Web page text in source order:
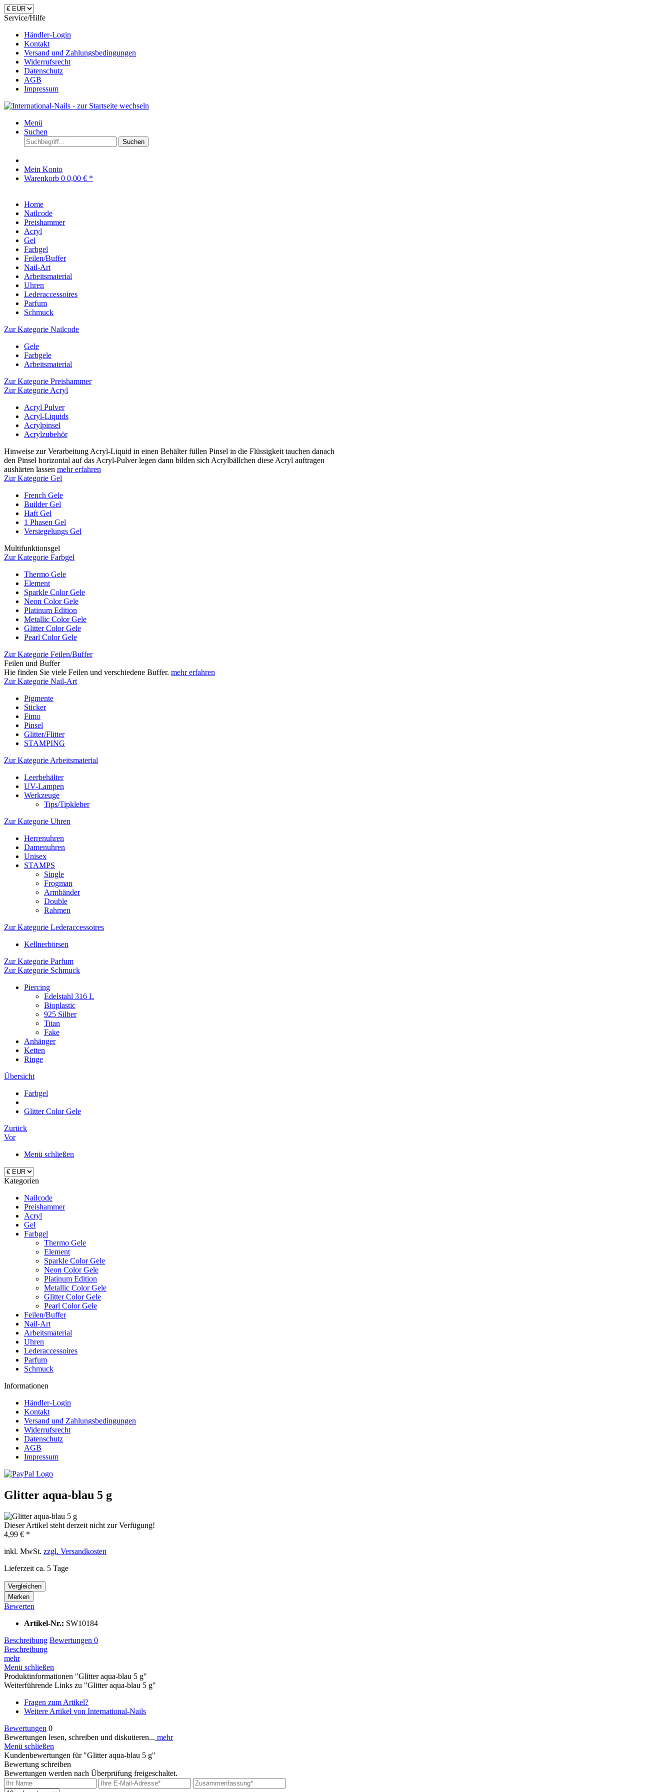
Service/Hilfe
Händler-Login
Kontakt
Versand und Zahlungsbedingungen
Widerrufsrecht
Datenschutz
AGB
Impressum
Menü
Suchen
Suchen
Mein Konto
Warenkorb 0 0,00 € *
Home
Nailcode
Preishammer
Acryl
Gel
Farbgel
Feilen/Buffer
Nail-Art
Arbeitsmaterial
Uhren
Lederaccessoires
Parfum
Schmuck
Zur Kategorie Nailcode
Gele
Farbgele
Arbeitsmaterial
Zur Kategorie Preishammer
Zur Kategorie Acryl
Acryl Pulver
Acryl-Liquids
Acrylpinsel
Acrylzubehör
Hinweise zur Verarbeitung Acryl-Liquid in einen Behälter füllen Pinsel in die Flüssigkeit tauchen danach
den Pinsel horizontal auf das Acryl-Pulver legen dann bilden sich Acrylbällchen diese Acryl auftragen
aushärten lassen mehr erfahren
Zur Kategorie Gel
French Gele
Builder Gel
Haft Gel
1 Phasen Gel
Versiegelungs Gel
Multifunktionsgel
Zur Kategorie Farbgel
Thermo Gele
Element
Sparkle Color Gele
Neon Color Gele
Platinum Edition
Metallic Color Gele
Glitter Color Gele
Pearl Color Gele
Zur Kategorie Feilen/Buffer
Feilen und Buffer
Hie finden Sie viele Feilen und verschiedene Buffer. mehr erfahren
Zur Kategorie Nail-Art
Pigmente
Sticker
Fimo
Pinsel
Glitter/Flitter
STAMPING
Zur Kategorie Arbeitsmaterial
Leerbehälter
UV-Lampen
Werkzeuge
Tips/Tipkleber
Zur Kategorie Uhren
Herrenuhren
Damenuhren
Unisex
STAMPS
Single
Frogman
Armbänder
Double
Rahmen
Zur Kategorie Lederaccessoires
Kellnerbörsen
Zur Kategorie Parfum
Zur Kategorie Schmuck
Piercing
Edelstahl 316 L
Bioplastic
925 Silber
Titan
Fake
Anhänger
Ketten
Ringe
Übersicht
Farbgel
Glitter Color Gele
Zurück
Vor
Menü schließen
Kategorien
Nailcode
Preishammer
Acryl
Gel
Farbgel
Thermo Gele
Element
Sparkle Color Gele
Neon Color Gele
Platinum Edition
Metallic Color Gele
Glitter Color Gele
Pearl Color Gele
Feilen/Buffer
Nail-Art
Arbeitsmaterial
Uhren
Lederaccessoires
Parfum
Schmuck
Informationen
Händler-Login
Kontakt
Versand und Zahlungsbedingungen
Widerrufsrecht
Datenschutz
AGB
Impressum
Glitter aqua-blau 5 g
Dieser Artikel steht derzeit nicht zur Verfügung!
4,99 € *
inkl. MwSt. zzgl. Versandkosten
Lieferzeit ca. 5 Tage
Vergleichen
Merken
Bewerten
Artikel-Nr.: SW10184
Beschreibung Bewertungen 0
Beschreibung
mehr
Menü schließen
Produktinformationen "Glitter aqua-blau 5 g"
Weiterführende Links zu "Glitter aqua-blau 5 g"
Fragen zum Artikel?
Weitere Artikel von International-Nails
Bewertungen 0
Bewertungen lesen, schreiben und diskutieren... mehr
Menü schließen
Kundenbewertungen für "Glitter aqua-blau 5 g"
Bewertung schreiben
Bewertungen werden nach Überprüfung freigeschaltet.